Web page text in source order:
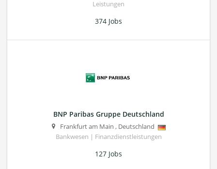
Leistungen
374 Jobs
BNP Paribas Gruppe Deutschland
Frankfurt am Main , Deutschland
Bankwesen | Finanzdienstleistungen
127 Jobs